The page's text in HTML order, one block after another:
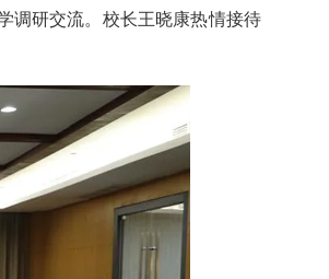
调研交流。校长王晓康热情接待